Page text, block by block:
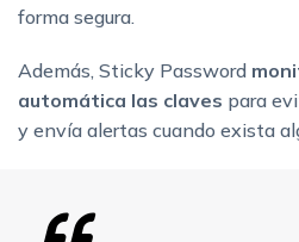
forma segura.
Además, Sticky Password
automática las claves para
y envía alertas cuando exista